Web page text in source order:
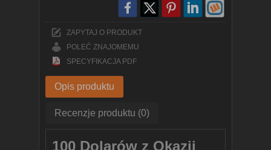
ZAPYTAJ O PRODUKT
POLEĆ ZNAJOMEMU
SPECYFIKACJA PDF
Opis produktu
Recenzje produktu (0)
100 Dolarów z Okazji